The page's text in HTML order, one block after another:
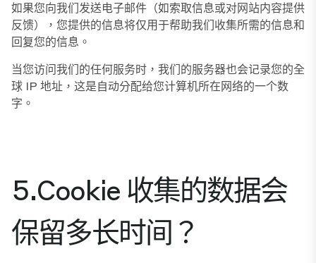
如果您向我们发送电子邮件（如索取信息或对网站内容提供
反馈），您提供的信息将仅用于帮助我们收集所需的信息和
回复您的信息。
当您访问我们的任何服务时，我们的服务器也会记录您的全
球 IP 地址，这是自动分配给您计算机所在网络的一个数
字。
5.Cookie 收集的数据会
保留多长时间？